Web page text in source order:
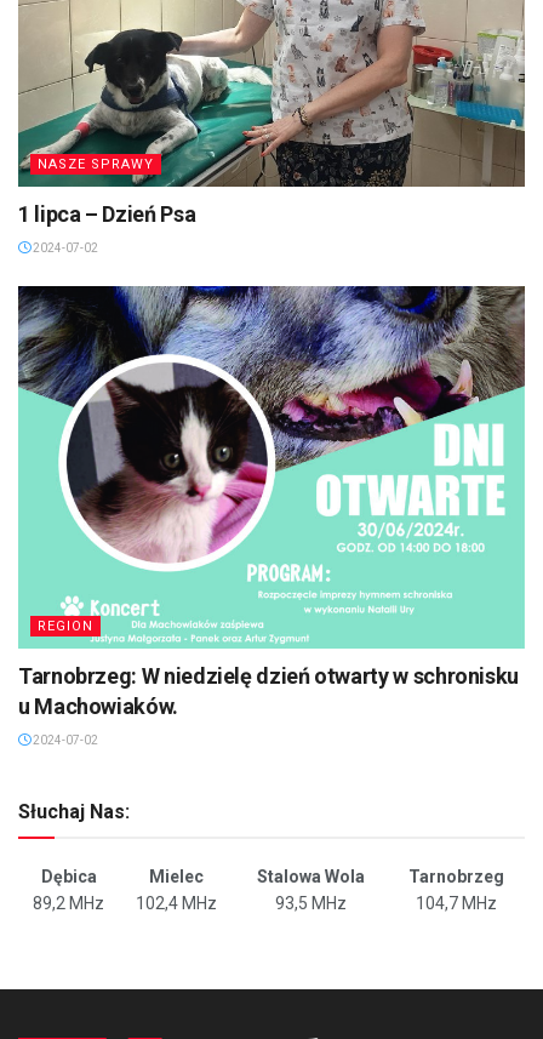
NASZE SPRAWY
1 lipca – Dzień Psa
2024-07-02
REGION
Tarnobrzeg: W niedzielę dzień otwarty w schronisku
u Machowiaków.
2024-07-02
Słuchaj Nas:
Dębica Mielec Stalowa Wola
Tarnobrzeg
89,2 MHz
102,4 MHz 93,5 MHz 104,7 MHz